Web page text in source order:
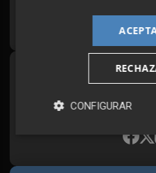
¡Quiero
Plaza Podcast,
CONFIGURAR